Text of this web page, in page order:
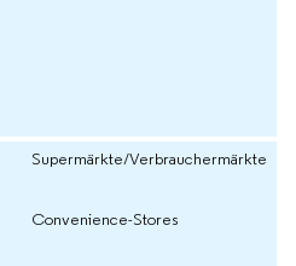
Supermärkte/Verbrauchermärkte
Convenience-Stores